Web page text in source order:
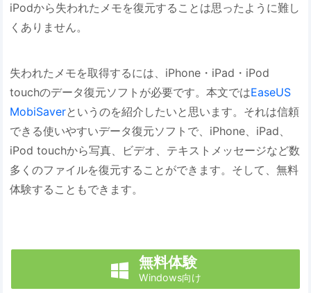
iPodから失われたメモを復元することは思ったように難し
くありません。
失われたメモを取得するには、iPhone・iPad・iPod
touchのデータ復元ソフトが必要です。本文ではEaseUS
MobiSaverというのを紹介したいと思います。それは信頼
できる使いやすいデータ復元ソフトで、iPhone、iPad、
iPod touchから写真、ビデオ、テキストメッセージなど数
多くのファイルを復元することができます。そして、無料
体験することもできます。
 無料体験
Windows向け